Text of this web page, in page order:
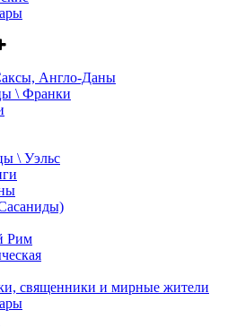
Англо-Даны
\ Франки
\ Уэльс
Рим
священники и мирные жители